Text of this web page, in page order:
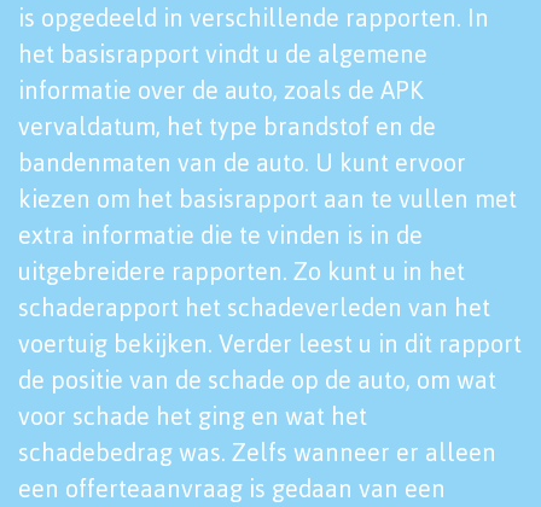
is opgedeeld in verschillende rapporten. In
het basisrapport vindt u de algemene
informatie over de auto, zoals de APK
vervaldatum, het type brandstof en de
bandenmaten van de auto. U kunt ervoor
kiezen om het basisrapport aan te vullen met
extra informatie die te vinden is in de
uitgebreidere rapporten. Zo kunt u in het
schaderapport het schadeverleden van het
voertuig bekijken. Verder leest u in dit rapport
de positie van de schade op de auto, om wat
voor schade het ging en wat het
schadebedrag was. Zelfs wanneer er alleen
een offerteaanvraag is gedaan van een